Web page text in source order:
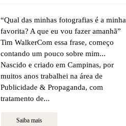
“Qual das minhas fotografias é a minha
favorita? A que eu vou fazer amanhã”
Tim WalkerCom essa frase, começo
contando um pouco sobre mim...
Nascido e criado em Campinas, por
muitos anos trabalhei na área de
Publicidade & Propaganda, com
tratamento de...
Saiba mais